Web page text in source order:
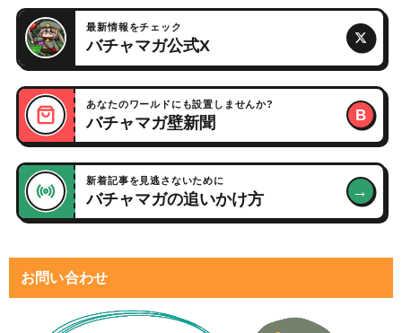
最新情報をチェック
バチャマガ公式X
あなたのワールドにも設置しませんか?
バチャマガ壁新聞 B
新着記事を見逃さないために
バチャマガの追いかけ方 →
お問い合わせ